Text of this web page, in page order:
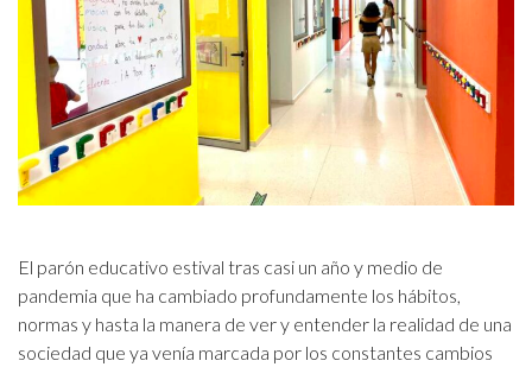
El parón educativo estival tras casi un año y medio de
pandemia que ha cambiado profundamente los hábitos,
normas y hasta la manera de ver y entender la realidad de una
sociedad que ya venía marcada por los constantes cambios